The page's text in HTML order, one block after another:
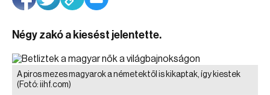
Négy zakó a kiesést jelentette.
A piros mezes magyarok a németektől is kikaptak, így kiestek
(Fotó: iihf.com)